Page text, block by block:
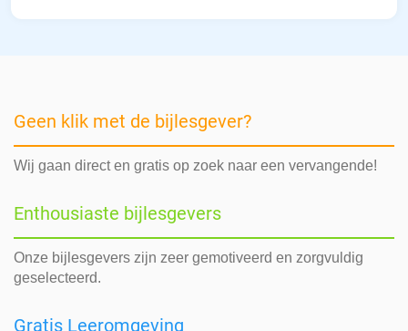
Geen klik met de bijlesgever?
Wij gaan direct en gratis op zoek naar een vervangende!
Enthousiaste bijlesgevers
Onze bijlesgevers zijn zeer gemotiveerd en zorgvuldig
geselecteerd.
Gratis Leeromgeving